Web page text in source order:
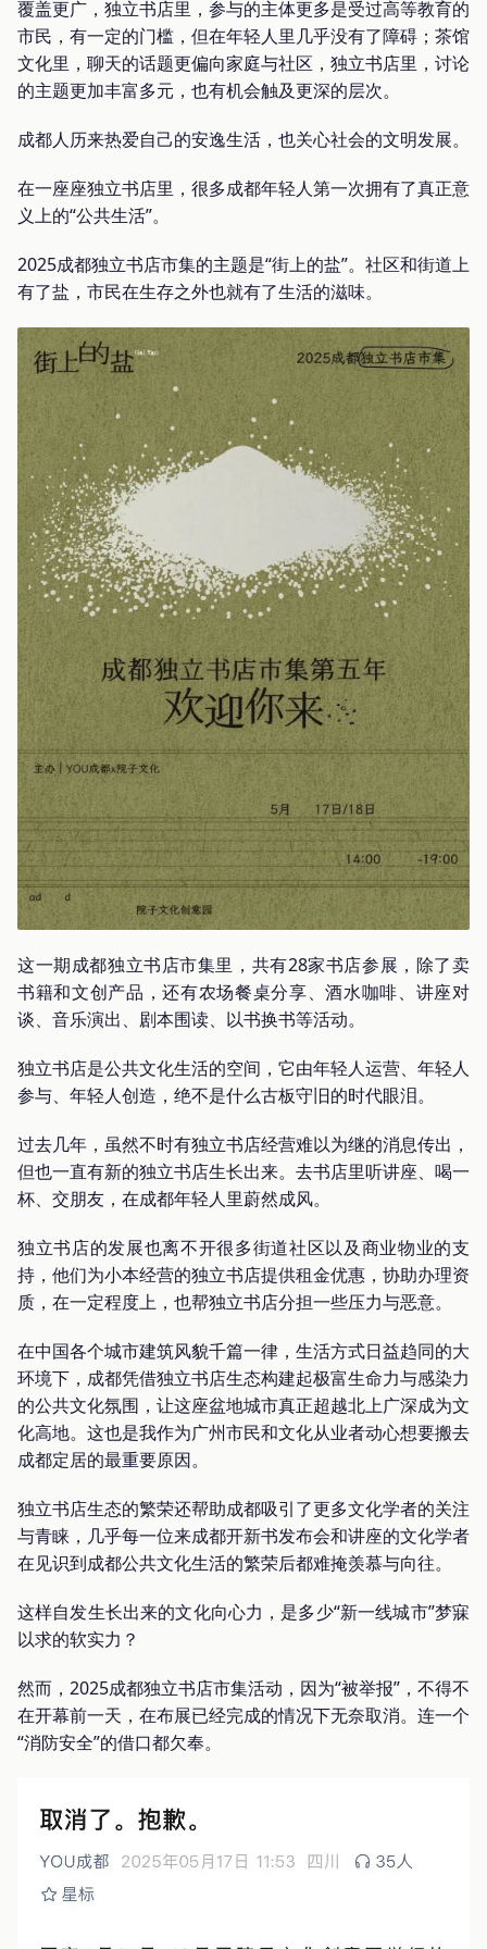
覆盖更广，独立书店里，参与的主体更多是受过高等教育的
市民，有一定的门槛，但在年轻人里几乎没有了障碍；茶馆
文化里，聊天的话题更偏向家庭与社区，独立书店里，讨论
的主题更加丰富多元，也有机会触及更深的层次。
成都人历来热爱自己的安逸生活，也关心社会的文明发展。
在一座座独立书店里，很多成都年轻人第一次拥有了真正意
义上的“公共生活”。
2025成都独立书店市集的主题是“街上的盐”。社区和街道上
有了盐，市民在生存之外也就有了生活的滋味。
这一期成都独立书店市集里，共有28家书店参展，除了卖
书籍和文创产品，还有农场餐桌分享、酒水咖啡、讲座对
谈、音乐演出、剧本围读、以书换书等活动。
独立书店是公共文化生活的空间，它由年轻人运营、年轻人
参与、年轻人创造，绝不是什么古板守旧的时代眼泪。
过去几年，虽然不时有独立书店经营难以为继的消息传出，
但也一直有新的独立书店生长出来。去书店里听讲座、喝一
杯、交朋友，在成都年轻人里蔚然成风。
独立书店的发展也离不开很多街道社区以及商业物业的支
持，他们为小本经营的独立书店提供租金优惠，协助办理资
质，在一定程度上，也帮独立书店分担一些压力与恶意。
在中国各个城市建筑风貌千篇一律，生活方式日益趋同的大
环境下，成都凭借独立书店生态构建起极富生命力与感染力
的公共文化氛围，让这座盆地城市真正超越北上广深成为文
化高地。这也是我作为广州市民和文化从业者动心想要搬去
成都定居的最重要原因。
独立书店生态的繁荣还帮助成都吸引了更多文化学者的关注
与青睐，几乎每一位来成都开新书发布会和讲座的文化学者
在见识到成都公共文化生活的繁荣后都难掩羡慕与向往。
这样自发生长出来的文化向心力，是多少“新一线城市”梦寐
以求的软实力？
然而，2025成都独立书店市集活动，因为“被举报”，不得不
在开幕前一天，在布展已经完成的情况下无奈取消。连一个
“消防安全”的借口都欠奉。